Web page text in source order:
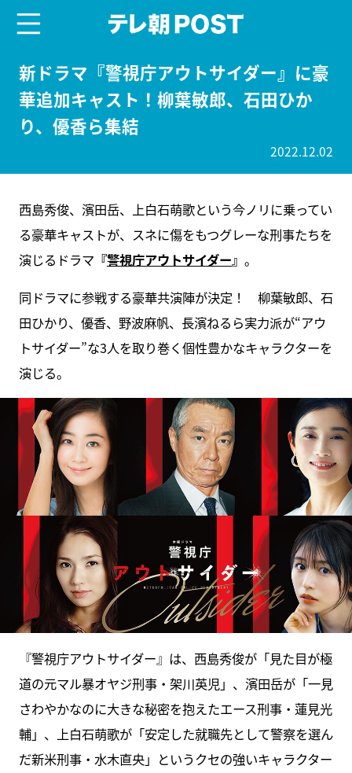
新ドラマ『警視庁アウトサイダー』に豪
華追加キャスト！柳葉敏郎、石田ひか
り、優香ら集結
2022.12.02
西島秀俊、濱田岳、上白石萌歌という今ノリに乗ってい
る豪華キャストが、スネに傷をもつグレーな刑事たちを
演じるドラマ 『警視庁アウトサイダー』 。
同ドラマに参戦する豪華共演陣が決定！ 柳葉敏郎、石
田ひかり、優香、野波麻帆、長濱ねるら実力派が“アウ
トサイダー”な3人を取り巻く個性豊かなキャラクターを
演じる。
『警視庁アウトサイダー』は、西島秀俊が「見た目が極
道の元マル暴オヤジ刑事・架川英児」、濱田岳が「一見
さわやかなのに大きな秘密を抱えたエース刑事・蓮見光
輔」、上白石萌歌が「安定した就職先として警察を選ん
だ新米刑事・水木直央」というクセの強いキャラクター